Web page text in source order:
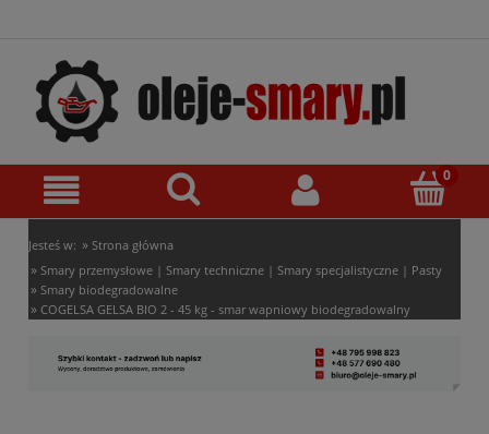
Jesteś w: » Strona główna
» Smary przemysłowe | Smary techniczne | Smary specjalistyczne | Pasty
» Smary biodegradowalne
» COGELSA GELSA BIO 2 - 45 kg - smar wapniowy biodegradowalny